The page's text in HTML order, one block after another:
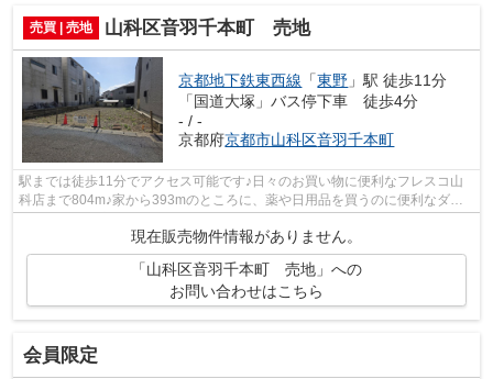
売買 | 売地 山科区音羽千本町 売地
京都地下鉄東西線 「東野 」駅 徒歩11分
「国道大塚」バス停下車 徒歩4分
- / -
京都府京都市山科区音羽千本町
駅までは徒歩11分でアクセス可能です♪日々のお買い物に便利なフレスコ山
科店まで804m♪家から393mのところに、薬や日用品を買うのに便利なダッ
現在販売物件情報がありません。
「山科区音羽千本町 売地」への
お問い合わせはこちら
会員限定